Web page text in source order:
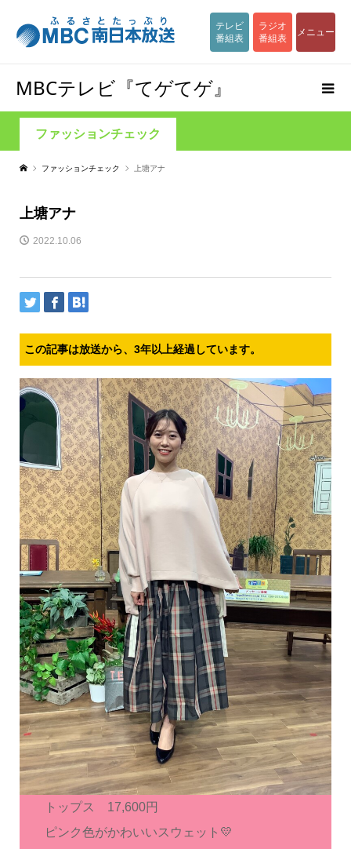
テレビ
番組表
ラジオ
番組表
メニュー
MBCテレビ『てゲてゲ』
ファッションチェック
ファッションチェック 上塘アナ
上塘アナ
2022.10.06
この記事は放送から、3年以上経過しています。
トップス 17,600円
ピンク色がかわいいスウェット💛